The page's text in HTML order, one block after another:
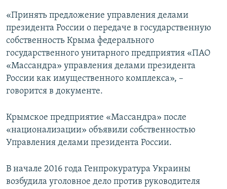
«Принять предложение управления делами
президента России о передаче в государственную
собственность Крыма федерального
государственного унитарного предприятия «ПАО
«Массандра» управления делами президента
России как имущественного комплекса», –
говорится в документе.
Крымское предприятие «Массандра» после
«национализации» объявили собственностью
Управления делами президента России.
В начале 2016 года Генпрокуратура Украины
возбудила уголовное дело против руководителя